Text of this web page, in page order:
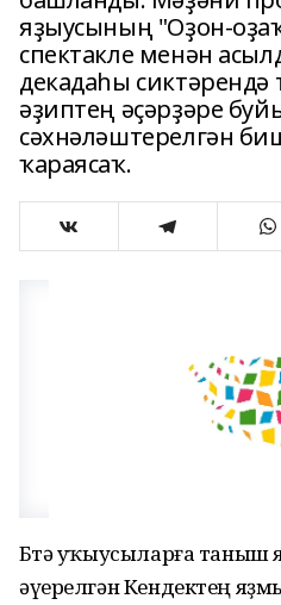
яҙыусының "Оҙон-
спектакле менән
декадаһы
әҙиптең әҫәрҙәре
сәхнәләштерелгән
ҡараясаҡ.
Бөтә уҡыусыларға таныш
әүерелгән Кендектең